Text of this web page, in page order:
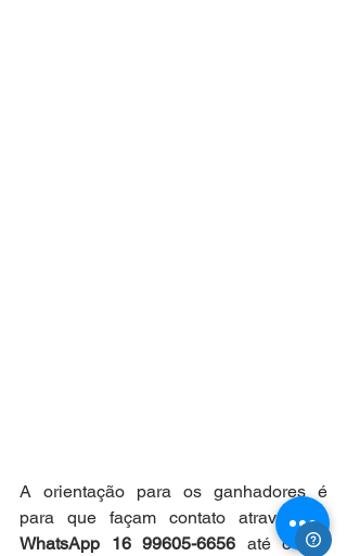
A orientação para os ganhadores é
para que façam contato através do
WhatsApp 16 99605-6656 até o dia